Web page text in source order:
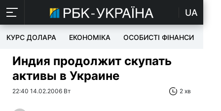
UA
КУРС ДОЛАРА ЕКОНОМІКА ОСОБИСТІ ФІНАНСИ
Индия продолжит скупать
активы в Украине
22:40 14.02.2006 Вт 2 хв